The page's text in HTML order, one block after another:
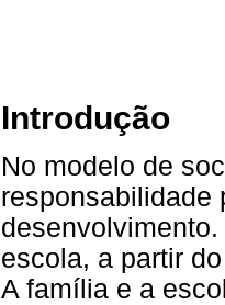
Introdução
No modelo de
responsabilidade
escola, a partir
A família e a